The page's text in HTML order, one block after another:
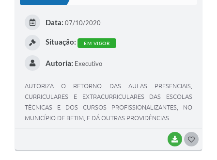
BAIXAR
Data: 07/10/2020
Situação: EM VIGOR
Autoria: Executivo
AUTORIZA O RETORNO DAS AULAS PRESENCIAIS,
CURRICULARES E EXTRACURRICULARES DAS ESCOLAS
TÉCNICAS E DOS CURSOS PROFISSIONALIZANTES, NO
MUNICÍPIO DE BETIM, E DÁ OUTRAS PROVIDÊNCIAS.